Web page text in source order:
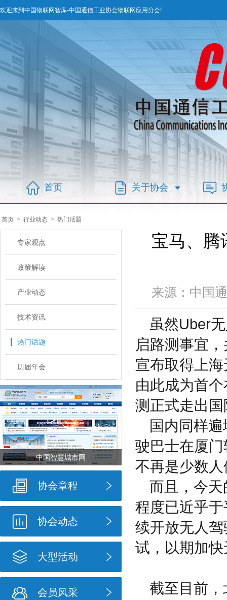
欢迎来到中国物联网智库-中国通信工业协会物联网应用分会!
首页 关于协会
首页 > 行业动态 > 热门话题
专家观点
政策解读
产业动态
技术资讯
热门话题
历届年会
中国智慧城市网
协会章程
协会动态
大型活动
会员风采
宝马、腾
来源：中国
虽然Uber
启路测事宜
宣布取得上
由此成为首
测正式走出
国内同样
驶巴士在厦
不再是少数
而且，今
程度已近乎
续开放无人
试，以期加
截至目前